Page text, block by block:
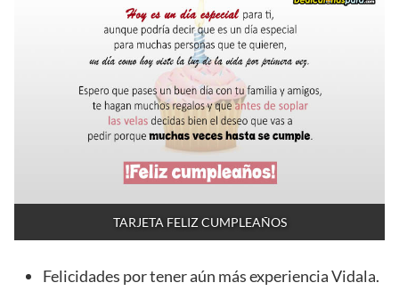
TARJETA FELIZ CUMPLEAÑOS
Felicidades por tener aún más experiencia Vidala.